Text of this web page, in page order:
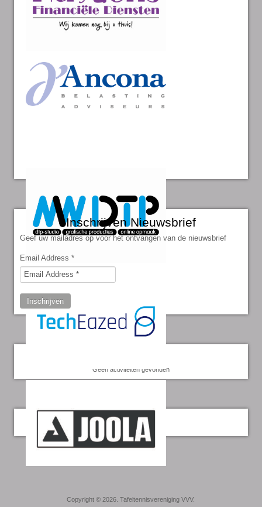
Inschrijven Nieuwsbrief
Geef uw mailadres op voor het ontvangen van de nieuwsbrief
Email Address *
Inschrijven
Geen activiteiten gevonden
Twitter
Copyright © 2026. Tafeltennisvereniging VVV.